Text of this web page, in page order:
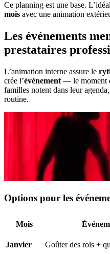
Ce planning est une base.
mois avec une animation
Les événements
prestataires
L’animation interne assure le
crée l’événement — le moment
familles notent dans leur
routine.
Options pour les
Mois
Janvier
Goûter des rois +